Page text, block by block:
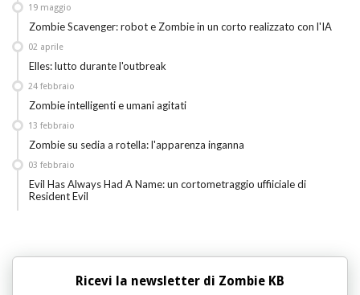
Zombie Scavenger: robot e Zombie in un corto realizzato con l'IA
19 maggio
Elles: lutto durante l'outbreak
02 aprile
Zombie intelligenti e umani agitati
24 febbraio
Zombie su sedia a rotella: l'apparenza inganna
13 febbraio
Evil Has Always Had A Name: un cortometraggio uffiiciale di
Resident Evil
03 febbraio
Ricevi la newsletter di Zombie KB